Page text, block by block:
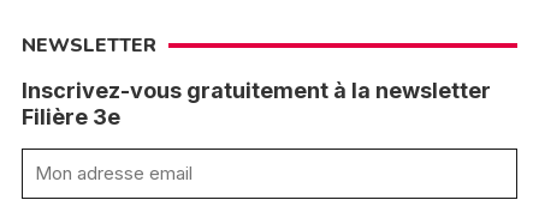
NEWSLETTER
Inscrivez-vous gratuitement à la newsletter
Filière 3e